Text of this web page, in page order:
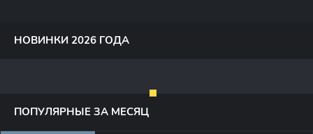
НОВИНКИ 2026 ГОДА
ПОПУЛЯРНЫЕ ЗА МЕСЯЦ